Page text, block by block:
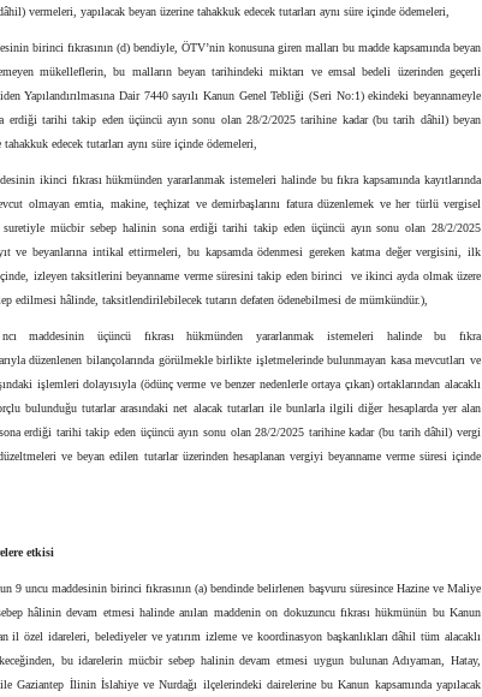
vermeleri, yapılacak beyan üzerine tahakkuk edecek tutarları aynı süre içinde ödemeleri,
birinci fıkrasının (d) bendiyle, ÖTV’nin konusuna giren malları bu madde kapsamında beyan
mükelleflerin, bu malların beyan tarihindeki miktarı ve emsal bedeli üzerinden geçerli
Yapılandırılmasına Dair 7440 sayılı Kanun Genel Tebliği (Seri No:1) ekindeki beyannameyle
erdiği tarihi takip eden üçüncü ayın sonu olan 28/2/2025 tarihine kadar (bu tarih dâhil) beyan
edecek tutarları aynı süre içinde ödemeleri,
ikinci fıkrası hükmünden yararlanmak istemeleri halinde bu fıkra kapsamında kayıtlarında
olmayan emtia, makine, teçhizat ve demirbaşlarını fatura düzenlemek ve her türlü vergisel
mücbir sebep halinin sona erdiği tarihi takip eden üçüncü ayın sonu olan 28/2/2025
ve beyanlarına intikal ettirmeleri, bu kapsamda ödenmesi gereken katma değer vergisini, ilk
izleyen taksitlerini beyanname verme süresini takip eden birinci ve ikinci ayda olmak üzere
edilmesi hâlinde, taksitlendirilebilecek tutarın defaten ödenebilmesi de mümkündür.),
maddesinin üçüncü fıkrası hükmünden yararlanmak istemeleri halinde bu fıkra
düzenlenen bilançolarında görülmekle birlikte işletmelerinde bulunmayan kasa mevcutları ve
işlemleri dolayısıyla (ödünç verme ve benzer nedenlerle ortaya çıkan) ortaklarından alacaklı
bulunduğu tutarlar arasındaki net alacak tutarları ile bunlarla ilgili diğer hesaplarda yer alan
erdiği tarihi takip eden üçüncü ayın sonu olan 28/2/2025 tarihine kadar (bu tarih dâhil) vergi
ve beyan edilen tutarlar üzerinden hesaplanan vergiyi beyanname verme süresi içinde
etkisi
9 uncu maddesinin birinci fıkrasının (a) bendinde belirlenen başvuru süresince Hazine ve Maliye
hâlinin devam etmesi halinde anılan maddenin on dokuzuncu fıkrası hükmünün bu Kanun
il özel idareleri, belediyeler ve yatırım izleme ve koordinasyon başkanlıkları dâhil tüm alacaklı
bu idarelerin mücbir sebep halinin devam etmesi uygun bulunan Adıyaman, Hatay,
Gaziantep İlinin İslahiye ve Nurdağı ilçelerindeki dairelerine bu Kanun kapsamında yapılacak